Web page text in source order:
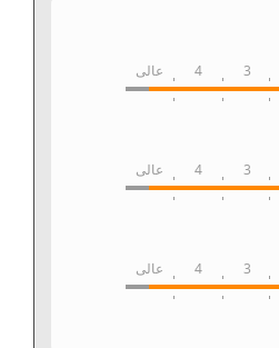
3
4 عالی
3
4 عالی
3
4 عالی